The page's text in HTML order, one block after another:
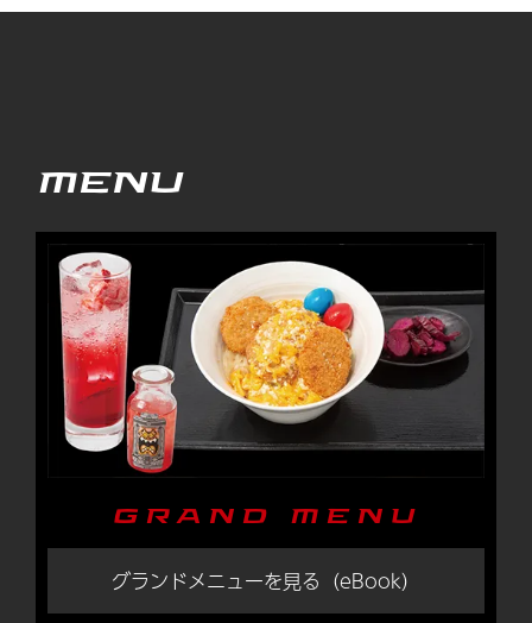
MENU
GRAND MENU
グランドメニューを見る（eBook）